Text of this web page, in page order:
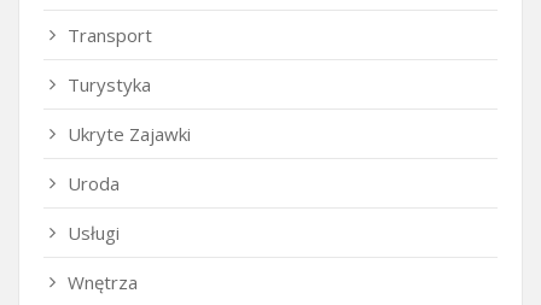
Transport
Turystyka
Ukryte Zajawki
Uroda
Usługi
Wnętrza